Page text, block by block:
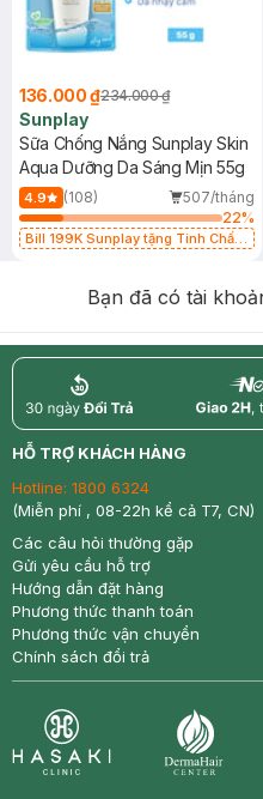
136.000 ₫234.000 ₫
Sunplay
Sữa Chống Nắng Sunplay Skin
Aqua Dưỡng Da Sáng Mịn 55g
4.9 (108)
507/tháng
22%
Bill 199K Sunplay tặng Tinh Chất
Bạn đã có tài
return
HỖ TRỢ KHÁCH HÀNG
Hotline: 1800 6324
(Miễn phí , 08-22h kể cả T7, CN)
Các câu hỏi thường gặp
Gửi yêu cầu hỗ trợ
Hướng dẫn đặt hàng
Phương thức thanh toán
Phương thức vận chuyển
Chính sách đổi trả